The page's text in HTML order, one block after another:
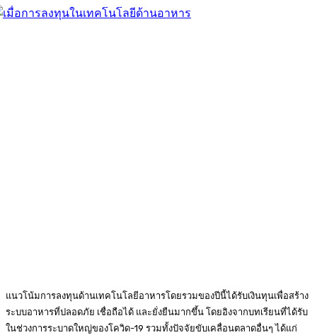
แนวโน้มการลงทุนด้านเทคโนโลยีอาหารโดยรวมของปีนี้ได้รับเงินทุนเพื่อสร้าง
ระบบอาหารที่ปลอดภัย เชื่อถือได้ และยั่งยืนมากขึ้น โดยอิงจากบทเรียนที่ได้รับ
ในช่วงการระบาดใหญ่ของโควิด-19 รวมทั้งปัจจัยขับเคลื่อนตลาดอื่นๆ ได้แก่